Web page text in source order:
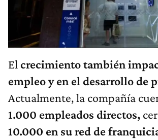
El crecimiento también
empleo y en el desarrollo de
Actualmente, la compañía
1.000 empleados directos,
10.000 en su red de